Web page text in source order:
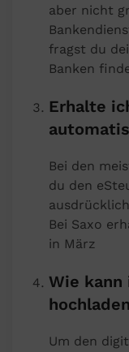
aber nicht
fragst du
Banken
Erhalte
Bei den
du den
Bei Saxo
in März
Wie kann
Um den